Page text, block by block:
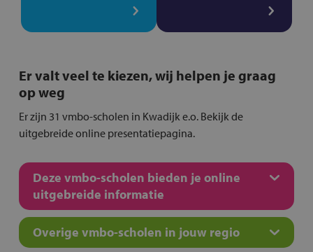
Er valt veel te kiezen, wij helpen je graag
op weg
Er zijn 31 vmbo-scholen in Kwadijk e.o. Bekijk de
uitgebreide online presentatiepagina.
Deze vmbo-scholen bieden je online
uitgebreide informatie
Overige vmbo-scholen in jouw regio